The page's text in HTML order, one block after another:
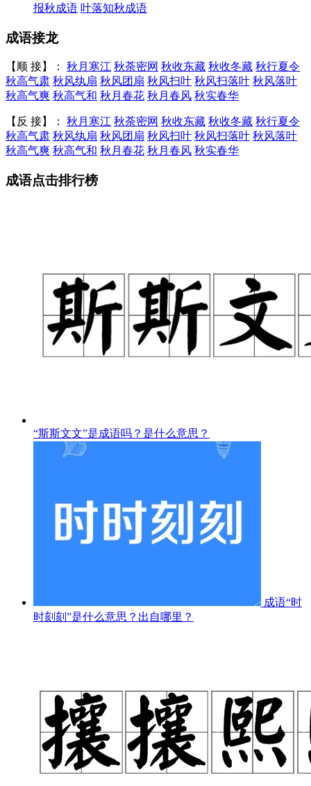
报秋成语 叶落知秋成语
成语接龙
【顺 接】： 秋月寒江 秋荼密网 秋收东藏 秋收冬藏 秋行夏令
秋高气肃 秋风纨扇 秋风团扇 秋风扫叶 秋风扫落叶 秋风落叶
秋高气爽 秋高气和 秋月春花 秋月春风 秋实春华
【反 接】： 秋月寒江 秋荼密网 秋收东藏 秋收冬藏 秋行夏令
秋高气肃 秋风纨扇 秋风团扇 秋风扫叶 秋风扫落叶 秋风落叶
秋高气爽 秋高气和 秋月春花 秋月春风 秋实春华
成语点击排行榜
“斯斯文文”是成语吗？是什么意思？
成语“时
时刻刻”是什么意思？出自哪里？